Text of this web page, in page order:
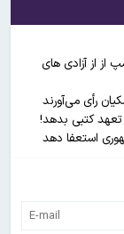
از از آزادی های
رأی می‌آورند
تعهد کتبی بدهد!
استعفا دهد